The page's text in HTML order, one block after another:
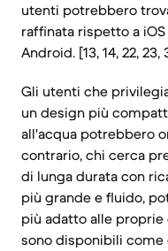
utenti potrebbero
raffinata rispetto a
Android. [13, 14, 22, 23,
Gli utenti che
un design più
all'acqua potrebbero
contrario, chi cerca
di lunga durata con
più grande e fluido,
più adatto alle proprie
sono disponibili come